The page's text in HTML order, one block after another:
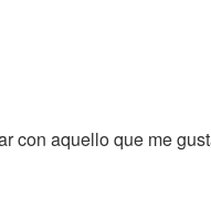
con aquello que me